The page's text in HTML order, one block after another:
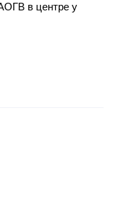
в центре у